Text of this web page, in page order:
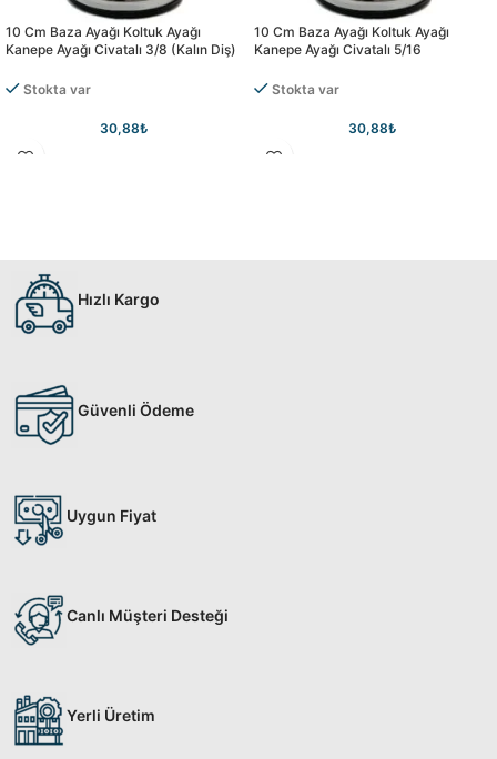
10 Cm Baza Ayağı Koltuk Ayağı
Kanepe Ayağı Civatalı 3/8 (kalın Diş)
Stokta var
30,88₺
10 Cm Baza Ayağı Koltuk Ayağı
Kanepe Ayağı Civatalı 5/16
Stokta var
30,88₺
Hızlı Kargo
Güvenli Ödeme
Uygun Fiyat
Canlı Müşteri Desteği
Yerli Üretim